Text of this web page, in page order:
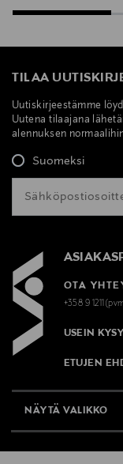
TILAA
Uutiskirjeestämme
Uutena tilaajana
alennuksen
Suomeksi
OTA
+358 9
USEIN
ETUJEN
NÄYTÄ VALIKKO